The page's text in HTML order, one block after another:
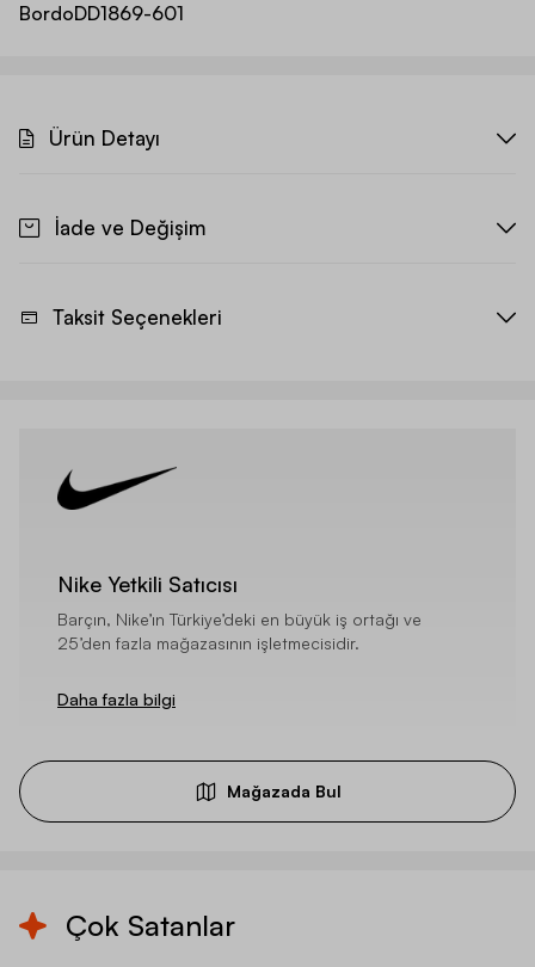
BordoDD1869-601
Ürün Detayı
İade ve Değişim
Taksit Seçenekleri
Nike Yetkili Satıcısı
Barçın, Nike’ın Türkiye’deki en büyük iş ortağı ve
25’den fazla mağazasının işletmecisidir.
Daha fazla bilgi
Mağazada Bul
Çok Satanlar